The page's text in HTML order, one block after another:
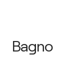
Bagno